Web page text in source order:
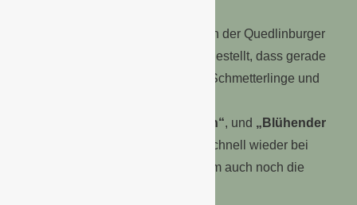
Die einjährigen Blumenmischungen der Quedlinburger
Saatgut GmbH sind so zusammengestellt, dass gerade
Singvögel, Bienen und Hummeln, Schmetterlinge und
„Blumenteppich“, und „Blühender
, nicht nur die Gartenhelfer schnell wieder bei
Ihnen einziehen, sie erfreuen zudem auch noch die